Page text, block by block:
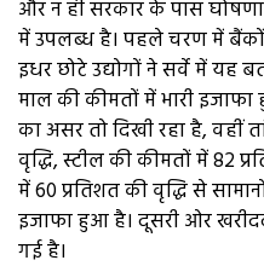
और न ही सरकार के पास
में उपलब्ध है। पहले चरण में बैंकों
इधर छोटे उद्योगों ने सर्वे में यह
माल की कीमतों में भारी
का असर तो दिखी रहा है, वहीं
वृद्धि, स्टील की कीमतों में 82
में 60 प्रतिशत की वृद्धि से
इजाफा हुआ है। दूसरी ओर
गई है।